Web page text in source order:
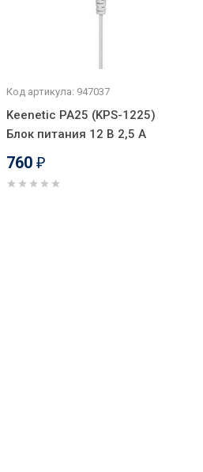
Код артикула: 947037
Keenetic PA25 (KPS-1225)
Блок питания 12 В 2,5 А
760 ₽